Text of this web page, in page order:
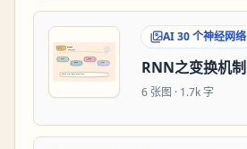
AI 30 个神经网络
RNN之变换机制
6 张图 · 1.7k 字